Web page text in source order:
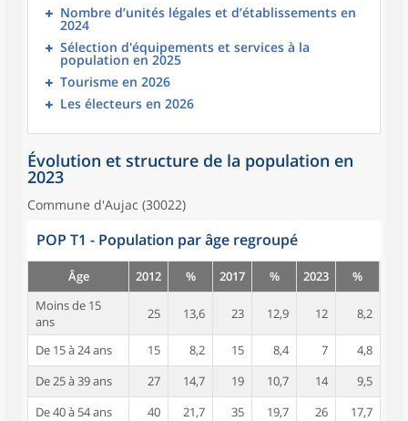
Nombre d’unités légales et d’établissements en
2024
Sélection d'équipements et services à la
population en 2025
Tourisme en 2026
Les électeurs en 2026
Évolution et structure de la population en
2023
Commune d'Aujac (30022)
POP T1 - Population par âge regroupé
Âge 2012 % 2017 % 2023
%
Moins de 15
ans
25 13,6 23 12,9 12 8,2
De 15 à 24 ans 15 8,2 15 8,4 7
4,8
De 25 à 39 ans
27 14,7 19 10,7 14
9,5
De 40 à 54 ans
40 21,7 35 19,7 26
17,7